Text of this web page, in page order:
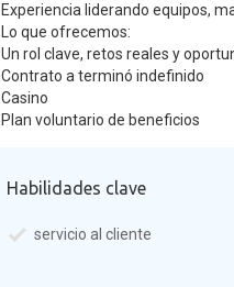
Experiencia liderando equipos,
Lo que ofrecemos:
Un rol clave, retos reales y
Contrato a terminó indefinido
Casino
Plan voluntario de beneficios
Habilidades clave
servicio al cliente